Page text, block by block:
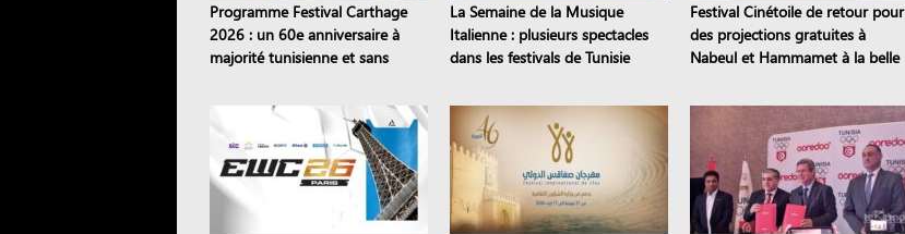
Programme Festival Carthage
2026 : un 60e anniversaire à
majorité tunisienne et sans
La Semaine de la Musique
Italienne : plusieurs spectacles
dans les festivals de Tunisie
Festival Cinétoile de retour pour
des projections gratuites à
Nabeul et Hammamet à la belle